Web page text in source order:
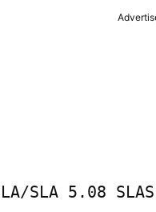
SLA 5.08 SLAS